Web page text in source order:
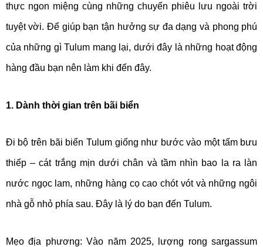
thực ngon miệng cùng những chuyến phiêu lưu ngoài trời
tuyệt vời. Để giúp bạn tận hưởng sự đa dạng và phong phú
của những gì Tulum mang lại, dưới đây là những hoạt động
hàng đầu bạn nên làm khi đến đây.
1. Dành thời gian trên bãi biển
Đi bộ trên bãi biển Tulum giống như bước vào một tấm bưu
thiếp – cát trắng mịn dưới chân và tầm nhìn bao la ra làn
nước ngọc lam, những hàng cọ cao chót vót và những ngôi
nhà gỗ nhỏ phía sau. Đây là lý do bạn đến Tulum.
Mẹo địa phương: Vào năm 2025, lượng rong sargassum